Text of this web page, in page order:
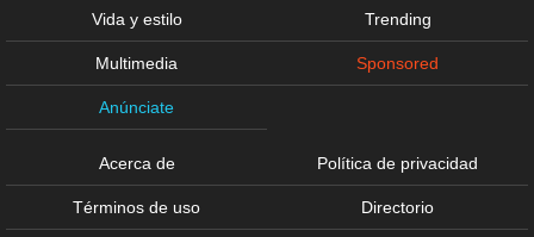
Vida y estilo Trending
Multimedia Sponsored
Anúnciate
Acerca de Política de privacidad
Términos de uso Directorio